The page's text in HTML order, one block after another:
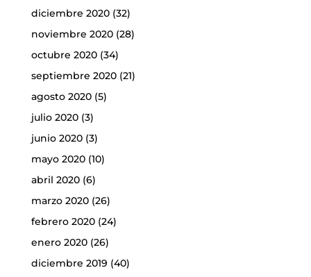
diciembre 2020(32)
noviembre 2020(28)
octubre 2020(34)
septiembre 2020(21)
agosto 2020(5)
julio 2020(3)
junio 2020(3)
mayo 2020(10)
abril 2020(6)
marzo 2020(26)
febrero 2020(24)
enero 2020(26)
diciembre 2019 (40)